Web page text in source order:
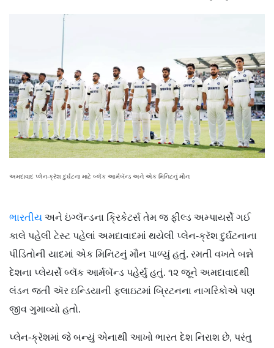
અમદાવાદ પ્લેન-ક્રૅશ દુર્ઘટના માટે બ્લૅક આર્મબૅન્ડ અને એક મિનિટનું મૌન
ભારતીય અને ઇંગ્લૅન્ડના ક્રિકેટર્સ તેમ જ ફીલ્ડ અમ્પાયર્સે ગઈ
કાલે પહેલી ટેસ્ટ પહેલાં અમદાવાદમાં થયેલી પ્લેન-ક્રૅશ દુર્ઘટનાના
પીડિતોની યાદમાં એક મિનિટનું મૌન પાળ્યું હતું. રમતી વખતે બન્ને
દેશના પ્લેયર્સે બ્લૅક આર્મબૅન્ડ પહેર્યું હતું. ૧૨ જૂને અમદાવાદથી
લંડન જતી ઍર ઇન્ડિયાની ફ્લાઇટમાં બ્રિટનના નાગરિકોએ પણ
જીવ ગુમાવ્યો હતો.
પ્લેન-ક્રૅશમાં જે બન્યું એનાથી આખો ભારત દેશ નિરાશ છે, પરંતુ